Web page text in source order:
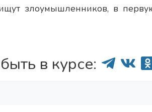
злоумышленников, в
в курсе: